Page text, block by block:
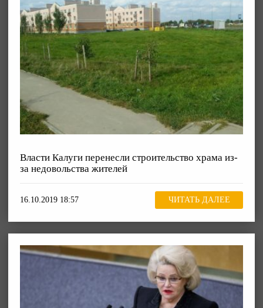
Власти Калуги перенесли строительство храма из-
за недовольства жителей
16.10.2019 18:57 ЧИТАТЬ ДАЛЕЕ